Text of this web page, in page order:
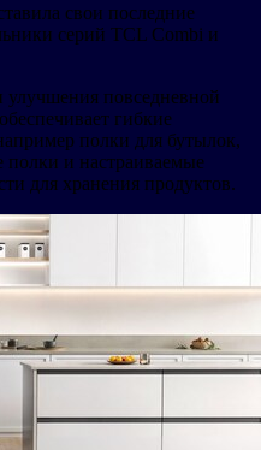
свои последние
серий TCL Combi и
повседневной
гибкие
полки для бутылок,
и настраиваемые
для хранения продуктов.